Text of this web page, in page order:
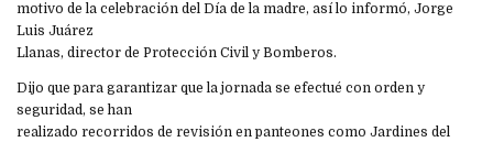
motivo de la celebración del Día de la madre, así lo informó, Jorge
Luis Juárez
Llanas, director de Protección Civil y Bomberos.
Dijo que para garantizar que la jornada se efectué con orden y
seguridad, se han
realizado recorridos de revisión en panteones como Jardines del